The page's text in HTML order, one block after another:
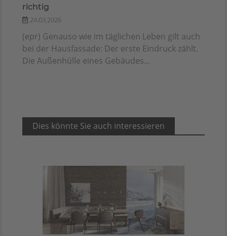
richtig
24.03.2026
(epr) Genauso wie im täglichen Leben gilt auch
bei der Hausfassade: Der erste Eindruck zählt.
Die Außenhülle eines Gebäudes...
Dies könnte Sie auch interessieren